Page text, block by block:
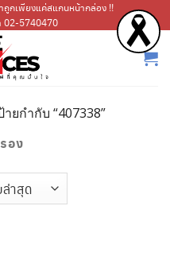
ถูกเพียงแค่สแกนหน้ากล่อง !!
02-5740470
ยกำกับ “407338”
อง